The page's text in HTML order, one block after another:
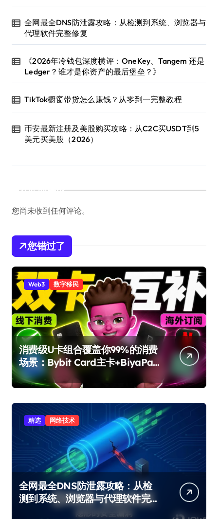
全网最全DNS防泄露攻略：从检测到系统、浏览器与
代理软件完整修复
《2026年冷钱包深度横评：OneKey、Tangem 还是
Ledger？谁才是你资产的最后堡垒？》
TikTok橱窗带货怎么赚钱？从零到一完整教程
币安最新注册及美股购买攻略：从C2C买USDT到5
美元买美股（2026）
近期评论
您尚未收到任何评论。
您错过了
Web3 数字移民
消费级U卡组合覆盖你99%的消费
场景：Bybit Card主卡+BiyaPay
备用卡完整攻略
精选 网络技术
全网最全DNS防泄露攻略：从检
测到系统、浏览器与代理软件完